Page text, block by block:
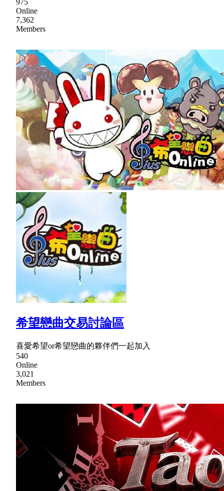
975
Online
7,362
Members
希望戀曲交易討論區
喜愛希望or希望戀曲的夥伴們一起加入
540
Online
3,021
Members